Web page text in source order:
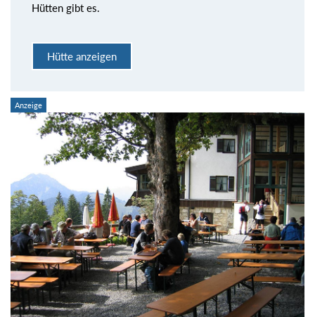
Hütten gibt es.
Hütte anzeigen